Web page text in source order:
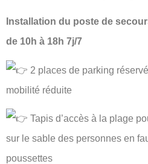
Installation du poste de
de 10h à 18h 7j/7
2 places de parking
mobilité réduite
Tapis d’accès à la plage
sur le sable des personnes en
poussettes